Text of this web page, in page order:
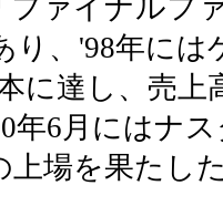
ファイナルフ
り、'98年には
に達し、売上
年6月にはナ
上場を果たし